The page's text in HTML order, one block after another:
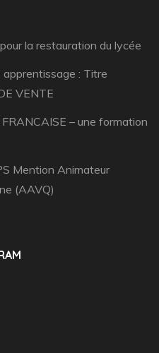
la restauration du lycée
: Titre
VENTE
– une formation
Mention Animateur
(AAVQ)